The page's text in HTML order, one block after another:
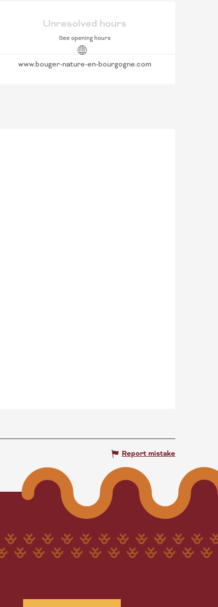
OPENING HOURS &
Unresolved hours
See opening hours
www.bouger-nature-en-bourgogne.com
Report mistake